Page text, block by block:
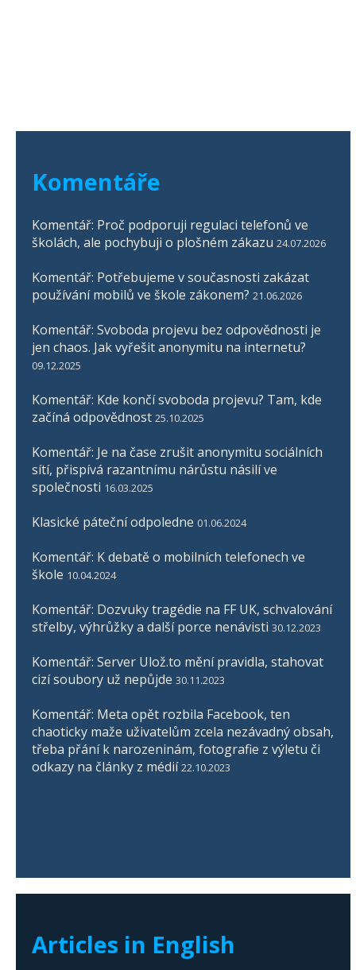
Komentáře
Komentář: Proč podporuji regulaci telefonů ve
školách, ale pochybuji o plošném zákazu 24.07.2026
Komentář: Potřebujeme v současnosti zakázat
používání mobilů ve škole zákonem? 21.06.2026
Komentář: Svoboda projevu bez odpovědnosti je
jen chaos. Jak vyřešit anonymitu na internetu?
09.12.2025
Komentář: Kde končí svoboda projevu? Tam, kde
začíná odpovědnost 25.10.2025
Komentář: Je na čase zrušit anonymitu sociálních
sítí, přispívá razantnímu nárůstu násilí ve
společnosti 16.03.2025
Klasické páteční odpoledne 01.06.2024
Komentář: K debatě o mobilních telefonech ve
škole 10.04.2024
Komentář: Dozvuky tragédie na FF UK, schvalování
střelby, výhrůžky a další porce nenávisti 30.12.2023
Komentář: Server Ulož.to mění pravidla, stahovat
cizí soubory už nepůjde 30.11.2023
Komentář: Meta opět rozbila Facebook, ten
chaoticky maže uživatelům zcela nezávadný obsah,
třeba přání k narozeninám, fotografie z výletu či
odkazy na články z médií 22.10.2023
Articles in English